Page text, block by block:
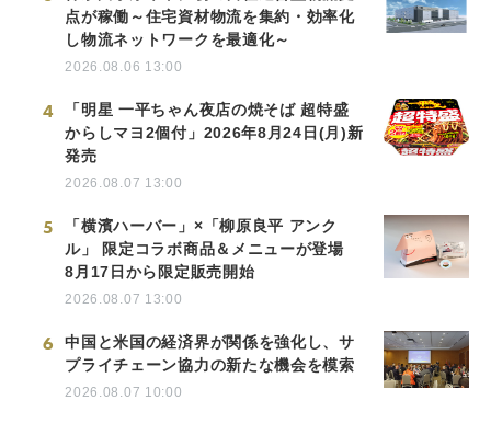
点が稼働～住宅資材物流を集約・効率化
し物流ネットワークを最適化～
2026.08.06 13:00
4
「明星 一平ちゃん夜店の焼そば 超特盛
からしマヨ2個付」2026年8月24日(月)新
発売
2026.08.07 13:00
5
「横濱ハーバー」×「柳原良平 アンク
ル」 限定コラボ商品＆メニューが登場
8月17日から限定販売開始
2026.08.07 13:00
6
中国と米国の経済界が関係を強化し、サ
プライチェーン協力の新たな機会を模索
2026.08.07 10:00